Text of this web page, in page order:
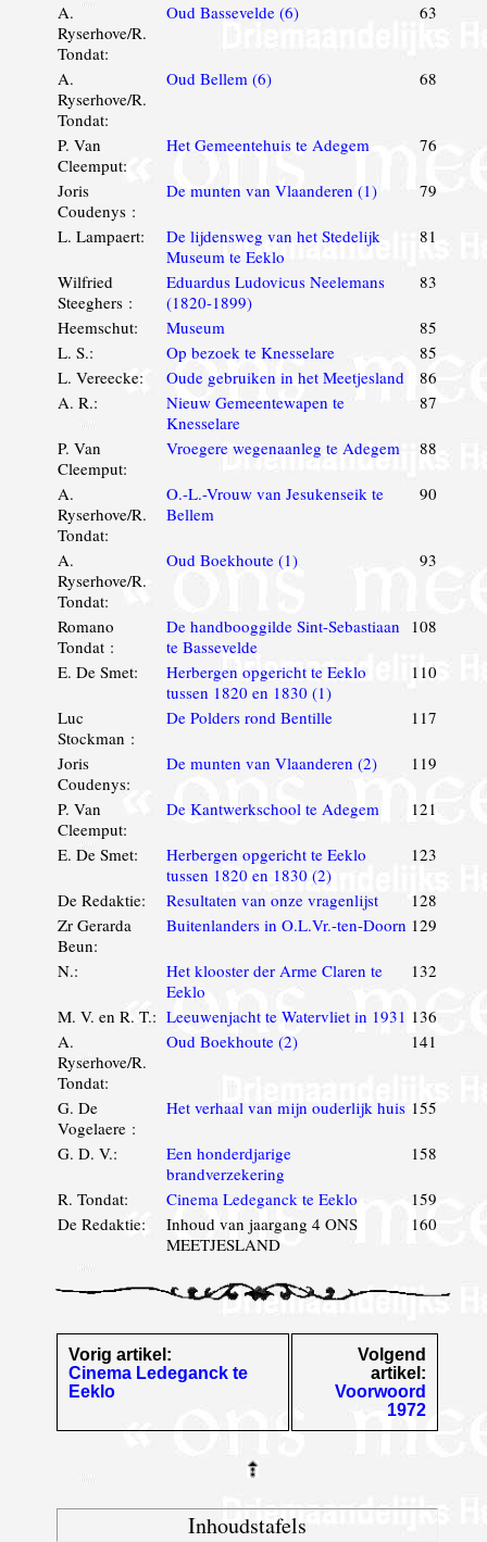
A.
Ryserhove/R.
Tondat:
Oud Bassevelde (6) 63
A.
Ryserhove/R.
Tondat:
Oud Bellem (6) 68
P. Van
Cleemput:
Het Gemeentehuis te Adegem 76
Joris
Coudenys :
De munten van Vlaanderen (1) 79
L. Lampaert:
De lijdensweg van het Stedelijk
Museum te Eeklo
81
Wilfried
Steeghers :
Eduardus Ludovicus Neelemans
(1820-1899)
83
Heemschut: Museum
85
L. S.:
Op bezoek te Knesselare
85
L. Vereecke:
Oude gebruiken in het Meetjesland
86
A. R.:
Nieuw Gemeentewapen te
Knesselare
87
P. Van
Cleemput:
Vroegere wegenaanleg te Adegem 88
A.
Ryserhove/R.
Tondat:
O.-L.-Vrouw van Jesukenseik te
Bellem
90
A.
Ryserhove/R.
Tondat:
Oud Boekhoute (1) 93
Romano
Tondat :
De handbooggilde Sint-Sebastiaan
te Bassevelde
108
E. De Smet:
Herbergen opgericht te Eeklo
tussen 1820 en 1830 (1)
110
Luc
Stockman :
De Polders rond Bentille 117
Joris
Coudenys:
De munten van Vlaanderen (2) 119
P. Van
Cleemput:
De Kantwerkschool te Adegem 121
E. De Smet:
Herbergen opgericht te Eeklo
tussen 1820 en 1830 (2)
123
De Redaktie: Resultaten van onze vragenlijst
128
Zr Gerarda
Beun:
Buitenlanders in O.L.Vr.-ten-Doorn 129
N.:
Het klooster der Arme Claren te
Eeklo
132
M. V. en R. T.: Leeuwenjacht te Watervliet in 1931 136
A.
Ryserhove/R.
Tondat:
Oud Boekhoute (2) 141
G. De
Vogelaere :
Het verhaal van mijn ouderlijk huis 155
G. D. V.:
Een honderdjarige
brandverzekering
158
R. Tondat: Cinema Ledeganck te Eeklo
159
De Redaktie:
Inhoud van jaargang 4 ONS
MEETJESLAND
160
Vorig artikel:
Cinema Ledeganck te
Eeklo
Volgend
artikel:
Voorwoord
1972
Inhoudstafels